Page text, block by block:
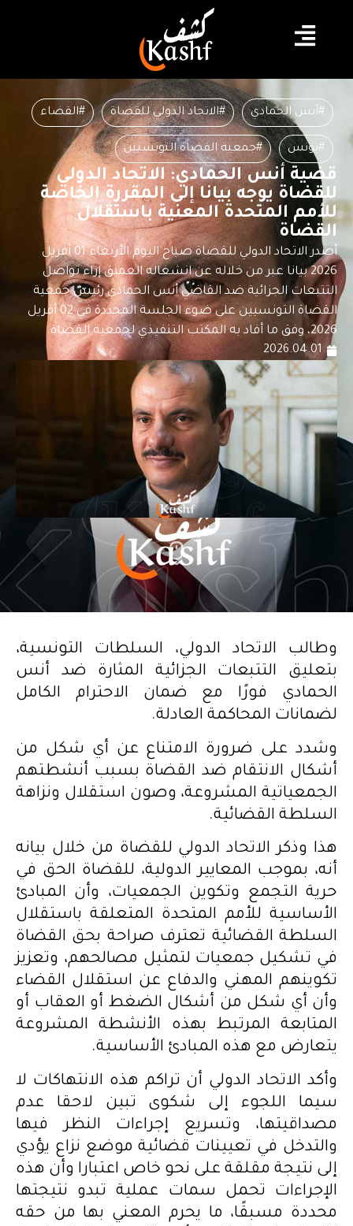
#أنس الحمادي #الاتحاد الدولي للقضاة #القضاء
#تونس #جمعية القضاة التونسيين
قضية أنس الحمادي: الاتحاد الدولي
للقضاة يوجه بيانا إلى المقررة الخاصة
للأمم المتحدة المعنية باستقلال
القضاة
أصدر الاتحاد الدولي للقضاة صباح اليوم الأربعاء 01 أفريل
2026 بيانا عبر من خلاله عن انشغاله العميق إزاء تواصل
التتبعات الجزائية ضد القاضي أنس الحمادي رئيس جمعية
القضاة التونسيين على ضوء الجلسة المحددة في 02 أفريل
2026، وفق ما أفاد به المكتب التنفيذي لجمعية القضاة.
2026.04.01
وطالب الاتحاد الدولي، السلطات التونسية،
بتعليق التتبعات الجزائية المثارة ضد أنس
الحمادي فورًا مع ضمان الاحترام الكامل
لضمانات المحاكمة العادلة.
وشدد على ضرورة الامتناع عن أي شكل من
أشكال الانتقام ضد القضاة بسبب أنشطتهم
الجمعياتية المشروعة، وصون استقلال ونزاهة
السلطة القضائية.
هذا وذكر الاتحاد الدولي للقضاة من خلال بيانه
أنه، بموجب المعايير الدولية، للقضاة الحق في
حرية التجمع وتكوين الجمعيات، وأن المبادئ
الأساسية للأمم المتحدة المتعلقة باستقلال
السلطة القضائية تعترف صراحة بحق القضاة
في تشكيل جمعيات لتمثيل مصالحهم، وتعزيز
تكوينهم المهني والدفاع عن استقلال القضاء
وأن أي شكل من أشكال الضغط أو العقاب أو
المتابعة المرتبط بهذه الأنشطة المشروعة
يتعارض مع هذه المبادئ الأساسية.
وأكد الاتحاد الدولي أن تراكم هذه الانتهاكات لا
سيما اللجوء إلى شكوى تبين لاحقا عدم
مصداقيتها، وتسريع إجراءات النظر فيها
والتدخل في تعيينات قضائية موضع نزاع يؤدي
إلى نتيجة مقلقة على نحو خاص اعتبارا وأن هذه
الإجراءات تحمل سمات عملية تبدو نتيجتها
محددة مسبقًا، ما يحرم المعني بها من حقه